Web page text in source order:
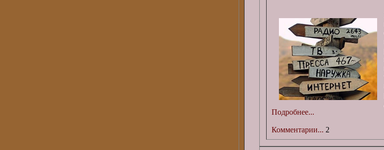
Подробнее...
Комментарии... 2